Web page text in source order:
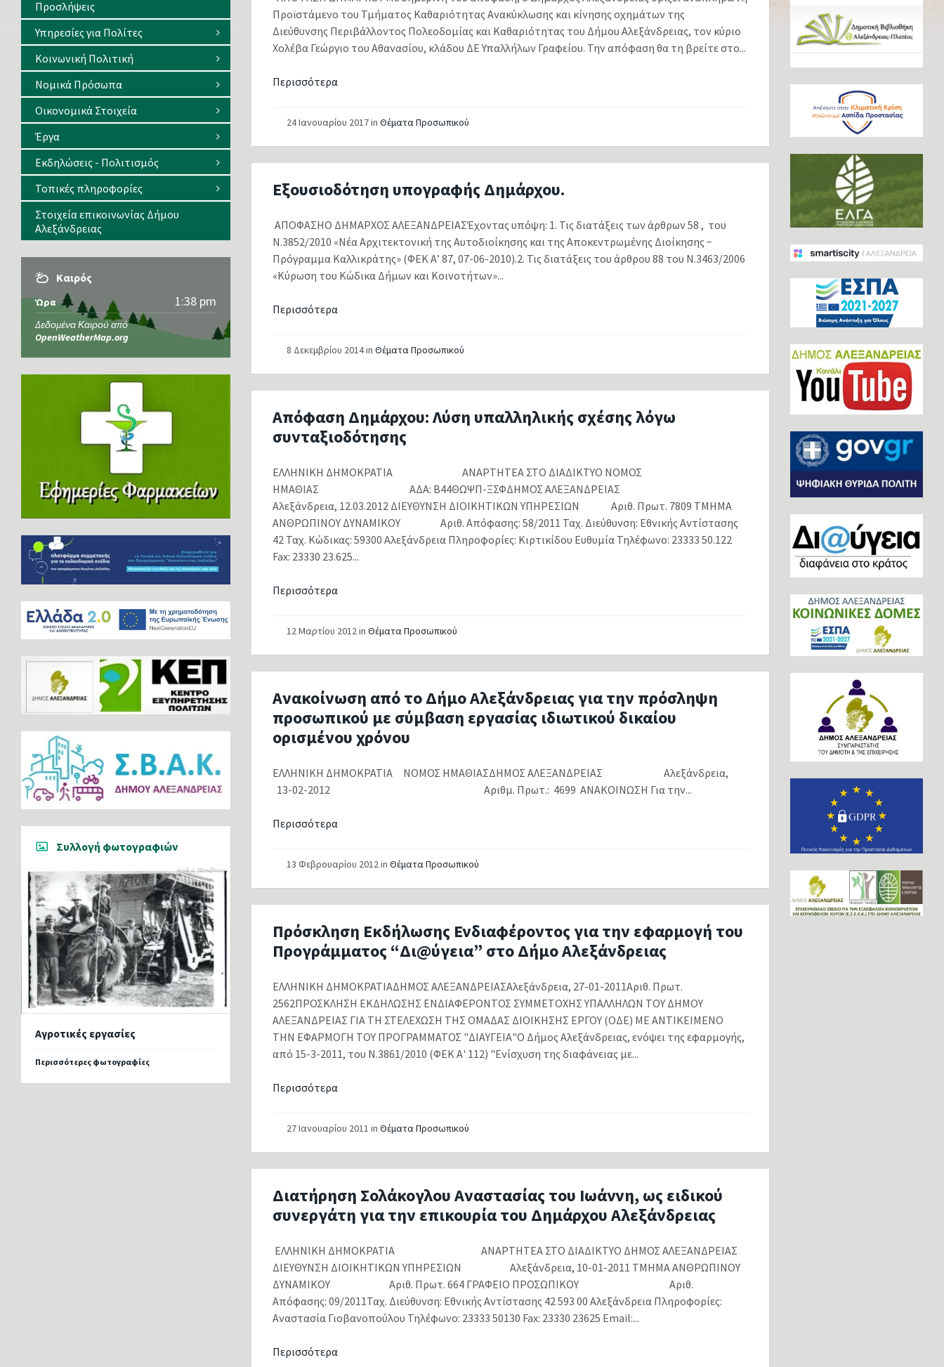
Προϊστάμενο του Τμήματος Καθαριότητας Ανακύκλωσης και κίνησης οχημάτων της
Διεύθυνσης Περιβάλλοντος Πολεοδομίας και Καθαριότητας του Δήμου Αλεξάνδρειας, τον κύριο
Χολέβα Γεώργιο του Αθανασίου, κλάδου ΔΕ Υπαλλήλων Γραφείου. Την απόφαση θα τη βρείτε στο...
Περισσότερα
24 Ιανουαρίου 2017inΘέματα Προσωπικού
Εξουσιοδότηση υπογραφής Δημάρχου.
ΑΠΟΦΑΣΗΟ ΔΗΜΑΡΧΟΣ ΑΛΕΞΑΝΔΡΕΙΑΣΈχοντας υπόψη: 1. Τις διατάξεις των άρθρων 58 , του
Ν.3852/2010 «Νέα Αρχιτεκτονική της Αυτοδιοίκησης και της Αποκεντρωμένης Διοίκησης −
Πρόγραμμα Καλλικράτης» (ΦΕΚ Α’ 87, 07-06-2010).2. Τις διατάξεις του άρθρου 88 του Ν.3463/2006
«Κύρωση του Κώδικα Δήμων και Κοινοτήτων»...
Περισσότερα
8 Δεκεμβρίου 2014inΘέματα Προσωπικού
Απόφαση Δημάρχου: Λύση υπαλληλικής σχέσης λόγω
συνταξιοδότησης
ΕΛΛΗΝΙΚΗ ΔΗΜΟΚΡΑΤΙΑ ΑΝΑΡΤΗΤΕΑ ΣΤΟ ΔΙΑΔΙΚΤΥΟ ΝΟΜΟΣ
ΗΜΑΘΙΑΣ ΑΔΑ: Β44ΘΩΨΠ-ΞΣΦΔΗΜΟΣ ΑΛΕΞΑΝΔΡΕΙΑΣ
Αλεξάνδρεια, 12.03.2012 ΔΙΕΥΘΥΝΣΗ ΔΙΟΙΚΗΤΙΚΩΝ ΥΠΗΡΕΣΙΩΝ Αριθ. Πρωτ. 7809 ΤΜΗΜΑ
ΑΝΘΡΩΠΙΝΟΥ ΔΥΝΑΜΙΚΟΥ Αριθ. Απόφασης: 58/2011 Ταχ. Διεύθυνση: Εθνικής Αντίστασης
42 Ταχ. Κώδικας: 59300 Αλεξάνδρεια Πληροφορίες: Κιρτικίδου Ευθυμία Τηλέφωνο: 23333 50.122
Fax: 23330 23.625...
Περισσότερα
12 Μαρτίου 2012inΘέματα Προσωπικού
Ανακοίνωση από το Δήμο Αλεξάνδρειας για την πρόσληψη
προσωπικού με σύμβαση εργασίας ιδιωτικού δικαίου
ορισμένου χρόνου
ΕΛΛΗΝΙΚΗ ΔΗΜΟΚΡΑΤΙΑ ΝΟΜΟΣ ΗΜΑΘΙΑΣΔΗΜΟΣ ΑΛΕΞΑΝΔΡΕΙΑΣ Αλεξάνδρεια,
13-02-2012 Αριθμ. Πρωτ.: 4699 ΑΝΑΚΟΙΝΩΣΗ Για την...
Περισσότερα
13 Φεβρουαρίου 2012inΘέματα Προσωπικού
Πρόσκληση Εκδήλωσης Ενδιαφέροντος για την εφαρμογή του
Προγράμματος “Δι@ύγεια” στο Δήμο Αλεξάνδρειας
ΕΛΛΗΝΙΚΗ ΔΗΜΟΚΡΑΤΙΑΔΗΜΟΣ ΑΛΕΞΑΝΔΡΕΙΑΣΑλεξάνδρεια, 27-01-2011Αριθ. Πρωτ.
2562ΠΡΟΣΚΛΗΣΗ ΕΚΔΗΛΩΣΗΣ ΕΝΔΙΑΦΕΡΟΝΤΟΣ ΣΥΜΜΕΤΟΧΗΣ ΥΠΑΛΛΗΛΩΝ ΤΟΥ ΔΗΜΟΥ
ΑΛΕΞΑΝΔΡΕΙΑΣ ΓΙΑ ΤΗ ΣΤΕΛΕΧΩΣΗ ΤΗΣ ΟΜΑΔΑΣ ΔΙΟΙΚΗΣΗΣ ΕΡΓΟΥ (ΟΔΕ) ΜΕ ΑΝΤΙΚΕΙΜΕΝΟ
ΤΗΝ ΕΦΑΡΜΟΓΗ ΤΟΥ ΠΡΟΓΡΑΜΜΑΤΟΣ "ΔΙΑΥΓΕΙΑ"Ο Δήμος Αλεξάνδρειας, ενόψει της εφαρμογής,
από 15-3-2011, του Ν.3861/2010 (ΦΕΚ Α' 112) "Ενίσχυση της διαφάνειας με...
Περισσότερα
27 Ιανουαρίου 2011inΘέματα Προσωπικού
Διατήρηση Σολάκογλου Αναστασίας του Ιωάννη, ως ειδικού
συνεργάτη για την επικουρία του Δημάρχου Αλεξάνδρειας
ΕΛΛΗΝΙΚΗ ΔΗΜΟΚΡΑΤΙΑ ΑΝΑΡΤΗΤΕΑ ΣΤΟ ΔΙΑΔΙΚΤΥΟ ΔΗΜΟΣ ΑΛΕΞΑΝΔΡΕΙΑΣ
ΔΙΕΥΘΥΝΣΗ ΔΙΟΙΚΗΤΙΚΩΝ ΥΠΗΡΕΣΙΩΝ Αλεξάνδρεια, 10-01-2011 ΤΜΗΜΑ ΑΝΘΡΩΠΙΝΟΥ
ΔΥΝΑΜΙΚΟΥ Αριθ. Πρωτ. 664 ΓΡΑΦΕΙΟ ΠΡΟΣΩΠΙΚΟΥ Αριθ.
Απόφασης: 09/2011Ταχ. Διεύθυνση: Εθνικής Αντίστασης 42 593 00 Αλεξάνδρεια Πληροφορίες:
Αναστασία Γιοβανοπούλου Τηλέφωνο: 23333 50130 Fax: 23330 23625 Email:...
Περισσότερα
Προσλήψεις
Υπηρεσίες για Πολίτες
Κοινωνική Πολιτική
Νομικά Πρόσωπα
Οικονομικά Στοιχεία
Έργα
Εκδηλώσεις - Πολιτισμός
Τοπικές πληροφορίες
Στοιχεία επικοινωνίας Δήμου
Αλεξάνδρειας
Καιρός
Ώρα 1:38 pm
Δεδομένα Καιρού από
OpenWeatherMap.org
Συλλογή φωτογραφιών
Αγροτικές εργασίες
Περισσότερες φωτογραφίες